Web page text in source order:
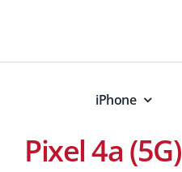
iPhone
Pixel 4a (5G)